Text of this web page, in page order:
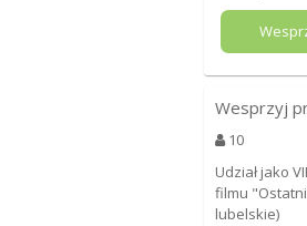
Wesprzyj
10
Udział jako
filmu
lubelskie)